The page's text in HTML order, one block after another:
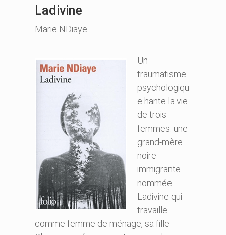
Ladivine
Marie NDiaye
Un
traumatisme
psychologiqu
e hante la vie
de trois
femmes: une
grand-mère
noire
immigrante
nommée
Ladivine qui
travaille
comme femme de ménage, sa fille